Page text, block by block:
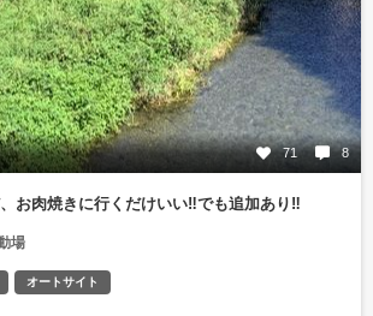
71 8
お肉焼きに行くだけいい‼️でも追加あり‼️
場
オートサイト